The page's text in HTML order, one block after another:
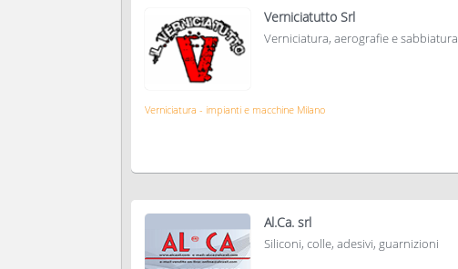
Verniciatutto Srl
Verniciatura, aerografie e sabbiatura
Verniciatura - impianti e macchine Milano
Al.Ca. srl
Siliconi, colle, adesivi, guarnizioni